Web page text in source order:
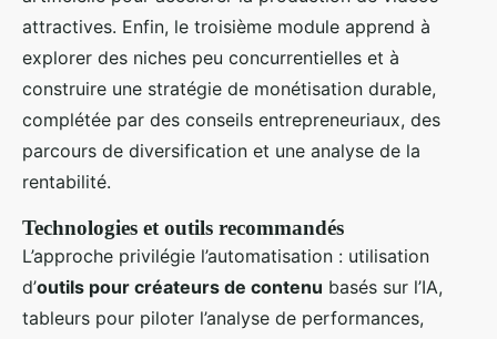
attractives. Enfin, le troisième module apprend à
explorer des niches peu concurrentielles et à
construire une stratégie de monétisation durable,
complétée par des conseils entrepreneuriaux, des
parcours de diversification et une analyse de la
rentabilité.
Technologies et outils recommandés
L’approche privilégie l’automatisation : utilisation
d’outils pour créateurs de contenu basés sur l’IA,
tableurs pour piloter l’analyse de performances,